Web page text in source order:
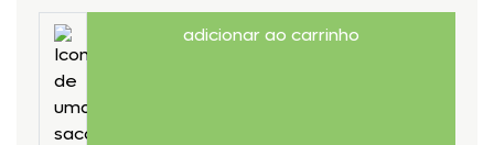
adicionar ao carrinho